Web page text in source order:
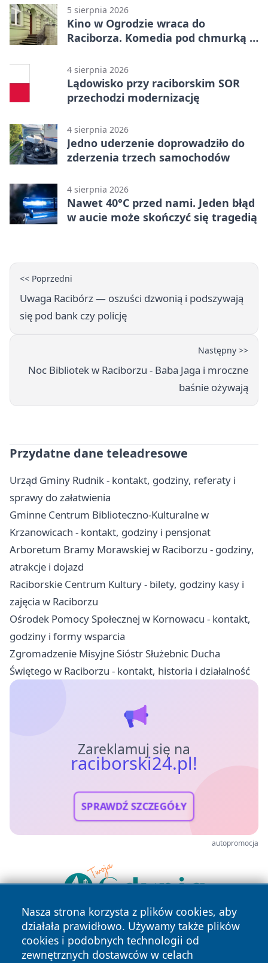
5 sierpnia 2026
Kino w Ogrodzie wraca do
Raciborza. Komedia pod chmurką w
4 sierpnia 2026
Lądowisko przy raciborskim SOR
przechodzi modernizację
4 sierpnia 2026
Jedno uderzenie doprowadziło do
zderzenia trzech samochodów
4 sierpnia 2026
Nawet 40°C przed nami. Jeden błąd
w aucie może skończyć się tragedią
<< Poprzedni
Uwaga Racibórz — oszuści dzwonią i podszywają
się pod bank czy policję
Następny >>
Noc Bibliotek w Raciborzu - Baba Jaga i mroczne
baśnie ożywają
Przydatne dane teleadresowe
Urząd Gminy Rudnik - kontakt, godziny, referaty i
sprawy do załatwienia
Gminne Centrum Biblioteczno-Kulturalne w
Krzanowicach - kontakt, godziny i pensjonat
Arboretum Bramy Morawskiej w Raciborzu - godziny,
atrakcje i dojazd
Raciborskie Centrum Kultury - bilety, godziny kasy i
zajęcia w Raciborzu
Ośrodek Pomocy Społecznej w Kornowacu - kontakt,
godziny i formy wsparcia
Zgromadzenie Misyjne Sióstr Służebnic Ducha
Świętego w Raciborzu - kontakt, historia i działalność
Zareklamuj się na
raciborski24.pl!
SPRAWDŹ SZCZEGÓŁY
autopromocja
Nasza strona korzysta z plików cookies, aby
działała prawidłowo. Używamy także plików
cookies i podobnych technologii od
zewnętrznych dostawców w celach